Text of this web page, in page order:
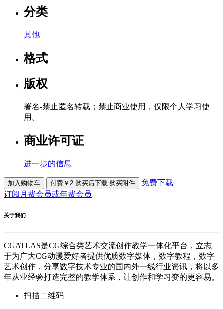
分类
其他
格式
版权
署名-禁止匿名转载；禁止商业使用，仅限个人学习使
用。
商业许可证
进一步的信息
加入购物车 付费￥2 购买后下载 购买附件
免费下载
订阅月费会员或年费会员
关于我们
CGATLAS是CG综合类艺术交流创作教学一体化平台，立志
于为广大CG动漫爱好者提供优质数字媒体，数字教程，数字
艺术创作，分享数字技术专业的国内外一线行业资讯，将以多
年从业经验打造完整的教学体系，让创作和学习变的更容易。
扫描二维码